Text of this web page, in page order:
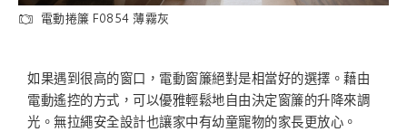
電動捲簾 F0854 薄霧灰
如果遇到很高的窗口，電動窗簾絕對是相當好的選擇。藉由
電動遙控的方式，可以優雅輕鬆地自由決定窗簾的升降來調
光。無拉繩安全設計也讓家中有幼童寵物的家長更放心。